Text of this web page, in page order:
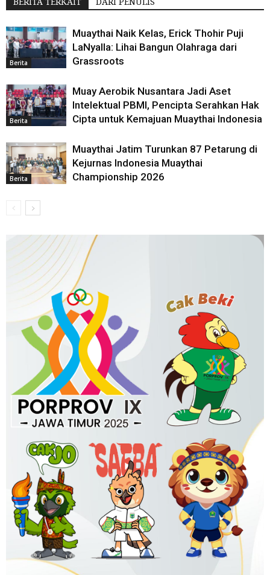
Berita
Muaythai Naik Kelas, Erick Thohir Puji
LaNyalla: Lihai Bangun Olahraga dari
Grassroots
Berita
Muay Aerobik Nusantara Jadi Aset
Intelektual PBMI, Pencipta Serahkan Hak
Cipta untuk Kemajuan Muaythai Indonesia
Berita
Muaythai Jatim Turunkan 87 Petarung di
Kejurnas Indonesia Muaythai
Championship 2026